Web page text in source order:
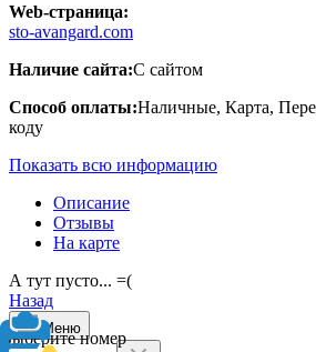
Web-страница:
sto-avangard.com
Наличие сайта:С сайтом
Способ оплаты:Наличные, Карта,
коду
Показать всю информацию
Описание
Отзывы
На карте
А тут пусто... =(
Назад
Выберите номер
Меню